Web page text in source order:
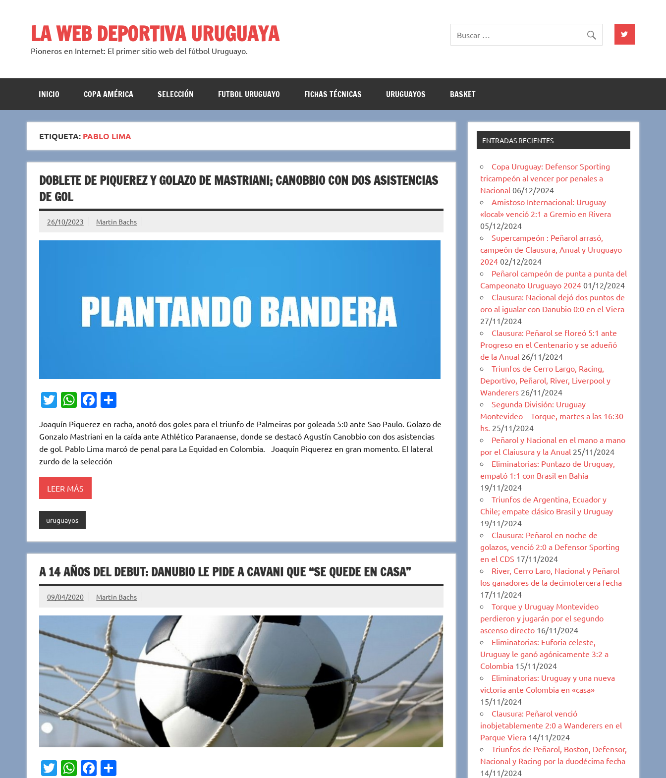
LA WEB DEPORTIVA URUGUAYA
Pioneros en Internet: El primer sitio web del fútbol Uruguayo.
INICIO COPA AMÉRICA SELECCIÓN FUTBOL URUGUAYO FICHAS TÉCNICAS URUGUAYOS BASKET
ETIQUETA: PABLO LIMA
DOBLETE DE PIQUEREZ Y GOLAZO DE MASTRIANI; CANOBBIO CON DOS ASISTENCIAS
DE GOL
26/10/2023 Martin Bachs
T
it
te
r
W
at
s
A
p
p
Fa
e
b
o
C
m
p
Joaquín Piquerez en racha, anotó dos goles para el triunfo de Palmeiras por goleada 5:0 ante Sao Paulo. Golazo de
Gonzalo Mastriani en la caída ante Athlético Paranaense, donde se destacó Agustín Canobbio con dos asistencias
de gol. Pablo Lima marcó de penal para La Equidad en Colombia. Joaquín Piquerez en gran momento. El lateral
zurdo de la selección
LEER MÁS
uruguayos
A 14 AÑOS DEL DEBUT: DANUBIO LE PIDE A CAVANI QUE “SE QUEDE EN CASA”
09/04/2020 Martin Bachs
T W Fa C
ENTRADAS RECIENTES
Copa Uruguay: Defensor Sporting
tricampeón al vencer por penales a
Nacional 06/12/2024
Amistoso Internacional: Uruguay
«local» venció 2:1 a Gremio en Rivera
05/12/2024
Supercampeón : Peñarol arrasó,
campeón de Clausura, Anual y Uruguayo
2024 02/12/2024
Peñarol campeón de punta a punta del
Campeonato Uruguayo 2024 01/12/2024
Clausura: Nacional dejó dos puntos de
oro al igualar con Danubio 0:0 en el Viera
27/11/2024
Clausura: Peñarol se floreó 5:1 ante
Progreso en el Centenario y se adueñó
de la Anual 26/11/2024
Triunfos de Cerro Largo, Racing,
Deportivo, Peñarol, River, Liverpool y
Wanderers 26/11/2024
Segunda División: Uruguay
Montevideo – Torque, martes a las 16:30
hs. 25/11/2024
Peñarol y Nacional en el mano a mano
por el Claiusura y la Anual 25/11/2024
Eliminatorias: Puntazo de Uruguay,
empató 1:1 con Brasil en Bahía
19/11/2024
Triunfos de Argentina, Ecuador y
Chile; empate clásico Brasil y Uruguay
19/11/2024
Clausura: Peñarol en noche de
golazos, venció 2:0 a Defensor Sporting
en el CDS 17/11/2024
River, Cerro Laro, Nacional y Peñarol
los ganadores de la decimotercera fecha
17/11/2024
Torque y Uruguay Montevideo
perdieron y jugarán por el segundo
ascenso directo 16/11/2024
Eliminatorias: Euforia celeste,
Uruguay le ganó agónicamente 3:2 a
Colombia 15/11/2024
Eliminatorias: Uruguay y una nueva
victoria ante Colombia en «casa»
15/11/2024
Clausura: Peñarol venció
inobjetablemente 2:0 a Wanderers en el
Parque Viera 14/11/2024
Triunfos de Peñarol, Boston, Defensor,
Nacional y Racing por la duodécima fecha
14/11/2024